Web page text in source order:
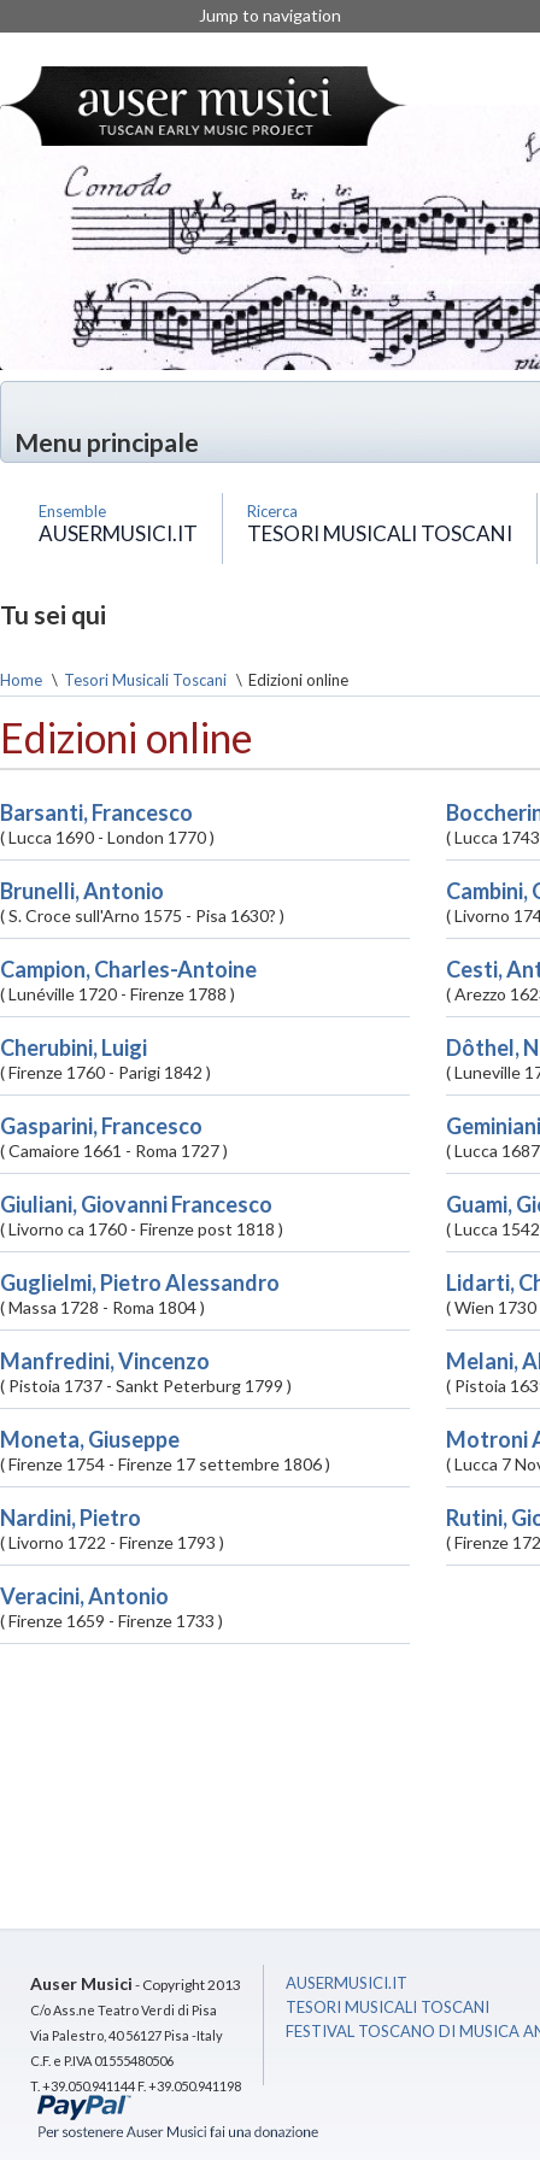
Jump to navigation
Menu principale
Ensemble
AUSERMUSICI.IT
Ricerca
TESORI MUSICALI TOSCANI
Tu sei qui
Home \ Tesori Musicali Toscani \ Edizioni online
Edizioni online
Barsanti, Francesco
( Lucca 1690 - London 1770 ) ( Lucca 1743
Brunelli, Antonio
( S. Croce sull'Arno 1575 - Pisa 1630? )
Cambini,
( Livorno
Campion, Charles-Antoine
( Lunéville 1720 - Firenze 1788 )
Cesti,
( Arezzo
Cherubini, Luigi
( Firenze 1760 - Parigi 1842 )
Dôthel,
( Luneville
Gasparini, Francesco
( Camaiore 1661 - Roma 1727 ) ( Lucca 1687
Giuliani, Giovanni Francesco
( Livorno ca 1760 - Firenzepost 1818 )
Guami,
( Lucca 1542
Guglielmi, Pietro Alessandro
( Massa 1728 - Roma 1804 )
Lidarti,
( Wien 1730
Manfredini, Vincenzo
( Pistoia 1737 - Sankt Peterburg 1799 )
Melani,
( Pistoia
Moneta, Giuseppe
( Firenze 1754 - Firenze 17 settembre 1806 )
Motroni
( Lucca 7
Nardini, Pietro
( Livorno 1722 - Firenze 1793 )
Rutini,
( Firenze
Veracini, Antonio
( Firenze 1659 - Firenze 1733 )
Auser Musici - Copyright 2013
C/o Ass.ne Teatro Verdi di Pisa
Via Palestro, 40 56127 Pisa -Italy
C.F. e P.IVA 01555480506
T. +39.050.941144 F. +39.050.941198
AUSERMUSICI.IT
TESORI MUSICALI TOSCANI
FESTIVAL TOSCANO DI MUSICA